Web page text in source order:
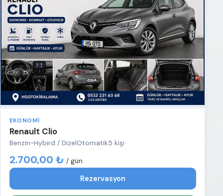
EKONOMI
Renault Clio
Benzin-Hybird / DizelOtomatik5 kişi
2.700,00 ₺ / gün
Rezervasyon